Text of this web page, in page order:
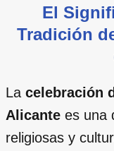
El
Tradición
La celebración
Alicante es una
religiosas y